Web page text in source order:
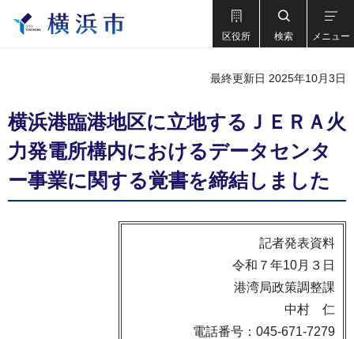
区役所 検索 メニュー
最終更新日 2025年10月3日
横浜港臨港地区に立地するＪＥＲＡ火
力発電所構内におけるデータセンタ
ー事業に関する覚書を締結しました
記者発表資料
令和７年10月３日
港湾局政策調整課
中村 仁
電話番号：045-671-7279